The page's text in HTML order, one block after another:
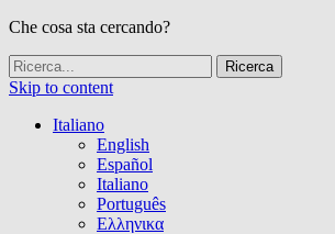
Che cosa sta cercando?
Skip to content
Italiano
English
Español
Italiano
Português
Ελληνικα